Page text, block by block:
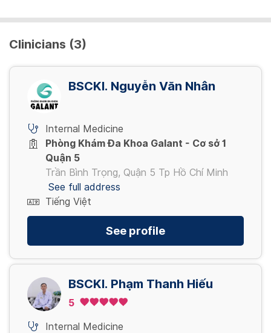
Clinicians (3)
BSCKI. Nguyễn Văn Nhân
Internal Medicine
Phòng Khám Đa Khoa Galant - Cơ sở 1
Quận 5
Trần Bình Trọng, Quận 5 Tp Hồ Chí Minh
See full address
Tiếng Việt
See profile
BSCKI. Phạm Thanh Hiếu
5
Internal Medicine